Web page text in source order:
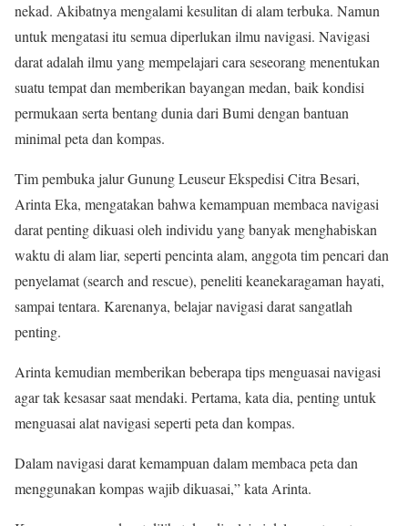
nekad. Akibatnya mengalami kesulitan di alam terbuka. Namun
untuk mengatasi itu semua diperlukan ilmu navigasi. Navigasi
darat adalah ilmu yang mempelajari cara seseorang menentukan
suatu tempat dan memberikan bayangan medan, baik kondisi
permukaan serta bentang dunia dari Bumi dengan bantuan
minimal peta dan kompas.
Tim pembuka jalur Gunung Leuseur Ekspedisi Citra Besari,
Arinta Eka, mengatakan bahwa kemampuan membaca navigasi
darat penting dikuasi oleh individu yang banyak menghabiskan
waktu di alam liar, seperti pencinta alam, anggota tim pencari dan
penyelamat (search and rescue), peneliti keanekaragaman hayati,
sampai tentara. Karenanya, belajar navigasi darat sangatlah
penting.
Arinta kemudian memberikan beberapa tips menguasai navigasi
agar tak kesasar saat mendaki. Pertama, kata dia, penting untuk
menguasai alat navigasi seperti peta dan kompas.
Dalam navigasi darat kemampuan dalam membaca peta dan
menggunakan kompas wajib dikuasai,” kata Arinta.